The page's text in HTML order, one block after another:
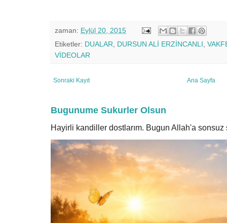
zaman: Eylül 20, 2015
Etiketler: DUALAR DURSUN ALİ ERZİNCANLI
VİDEOLAR
Sonraki Kayıt Ana Sayfa
Bugunume Sukurler Olsun
Hayirli kandiller dostlarım. Bugun Allah'a